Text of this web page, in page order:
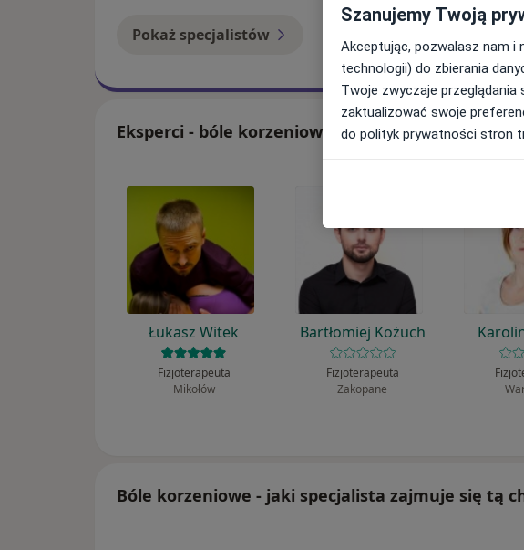
Pokaż specjalistów
Eksperci - bóle korzeniowe
Łukasz Witek
Fizjoterapeuta
Mikołów
Bartłomiej Kożuch
Fizjoterapeuta
Zakopane
Bóle korzeniowe - jaki specjalista zajmuje się tą
Szanujemy Twoją
Akceptując, pozwalasz nam i
technologii) do zbierania
Twoje zwyczaje
zaktualizować swoje
do polityk prywatności stron